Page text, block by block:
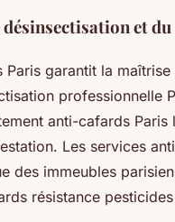
et
garantit la
professionnelle
anti-cafards Paris
Les services
des immeubles
résistance